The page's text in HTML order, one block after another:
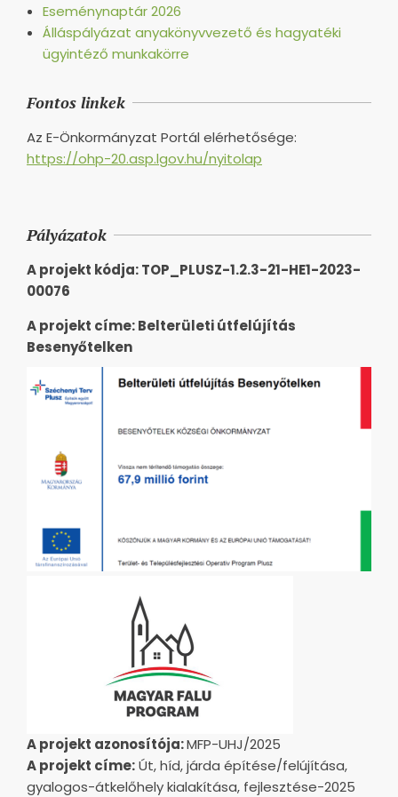
Eseménynaptár 2026
Álláspályázat anyakönyvvezető és hagyatéki
ügyintéző munkakörre
Fontos linkek
Az E-Önkormányzat Portál elérhetősége:
https://ohp-20.asp.lgov.hu/nyitolap
Pályázatok
A projekt kódja: TOP_PLUSZ-1.2.3-21-HE1-2023-
00076
A projekt címe: Belterületi útfelújítás
Besenyőtelken
A projekt azonosítója:MFP-UHJ/2025
A projekt címe:Út, híd, járda építése/felújítása,
gyalogos-átkelőhely kialakítása, fejlesztése-2025